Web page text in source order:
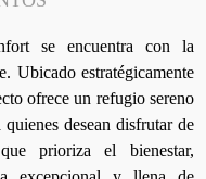
se encuentra con la
Ubicado estratégicamente
ofrece un refugio sereno
desean disfrutar de
prioriza el bienestar,